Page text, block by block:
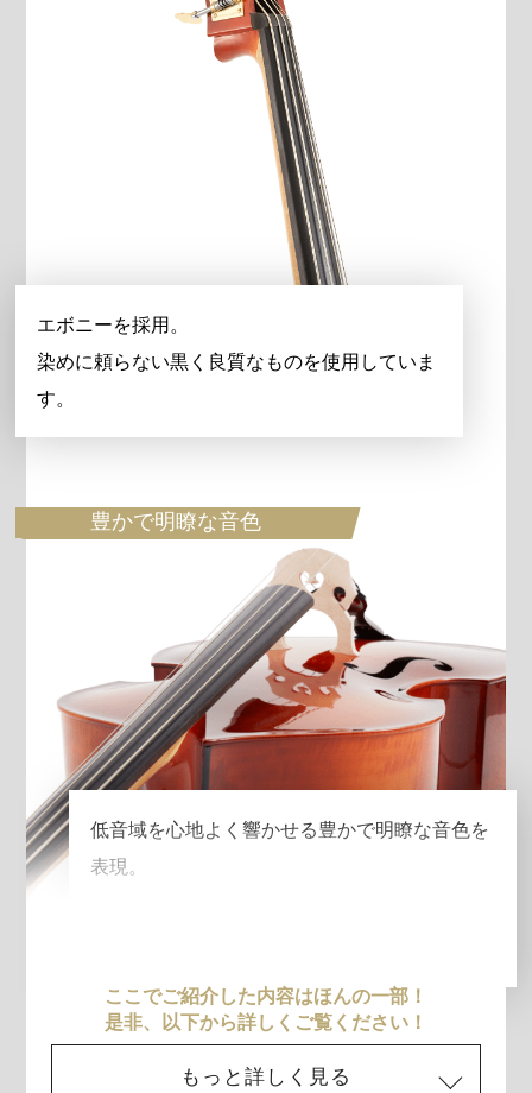
エボニーを採用。
染めに頼らない黒く良質なものを使用していま
す。
豊かで明瞭な音色
低音域を心地よく響かせる豊かで明瞭な音色を
表現。
ここでご紹介した内容はほんの一部！
是非、以下から詳しくご覧ください！
もっと詳しく見る